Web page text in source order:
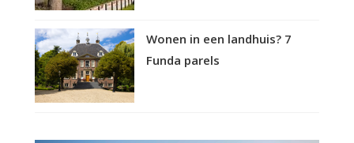
Wonen in een landhuis? 7
Funda parels